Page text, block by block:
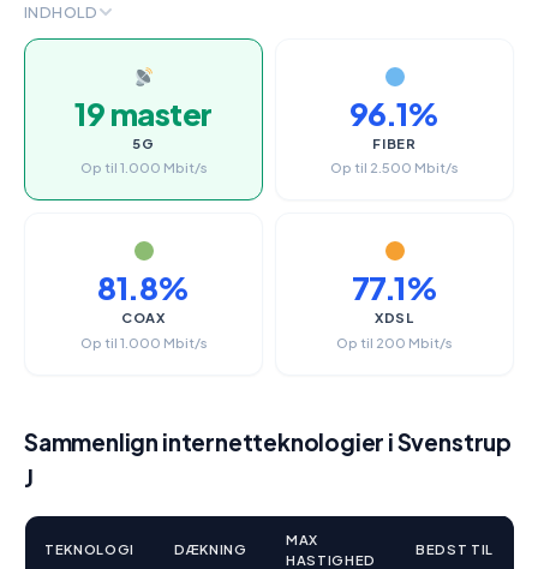
INDHOLD
19 master
5G
Op til 1.000 Mbit/s
96.1%
FIBER
Op til 2.500 Mbit/s
81.8%
COAX
Op til 1.000 Mbit/s
77.1%
XDSL
Op til 200 Mbit/s
Sammenlign internetteknologier i Svenstrup
J
TEKNOLOGI DÆKNING
MAX
HASTIGHED
BEDST TIL